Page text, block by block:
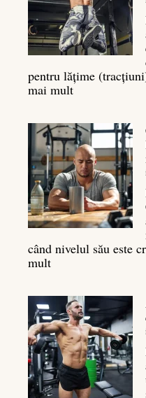
pentru lățime
mai mult:
Top
7
mișcări
pentru
un
spate
masiv
când nivelul său este
mult:
culturism:
Inamicul
tăcut
al
masei
musculare